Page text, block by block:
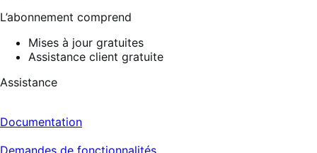
L’abonnement comprend
Mises à jour gratuites
Assistance client gratuite
Assistance
Documentation
Demandes de fonctionnalités